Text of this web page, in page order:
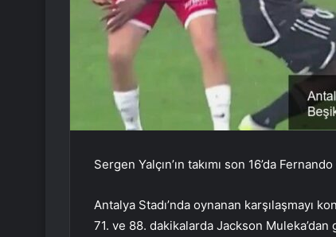
Sergen Yalçın’ın takımı son 16’da
Antalya Stadı’nda oynanan karşılaşmayı
71. ve 88. dakikalarda Jackson Muleka’dan